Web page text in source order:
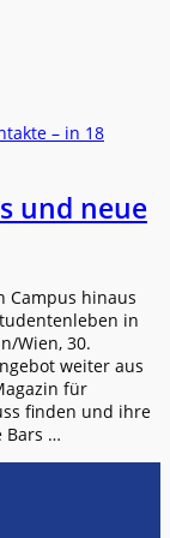
und neue
Campus hinaus
in
Wien, 30.
weiter aus
für
finden und ihre
Bars …